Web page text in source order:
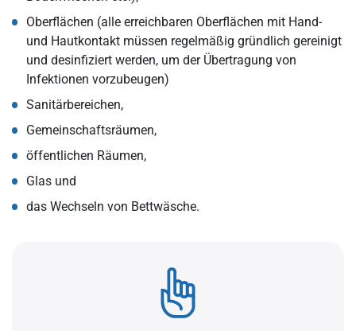
Oberflächen (alle erreichbaren Oberflächen mit Hand-
und Hautkontakt müssen regelmäßig gründlich gereinigt
und desinfiziert werden, um der Übertragung von
Infektionen vorzubeugen)
Sanitärbereichen,
Gemeinschaftsräumen,
öffentlichen Räumen,
Glas und
das Wechseln von Bettwäsche.